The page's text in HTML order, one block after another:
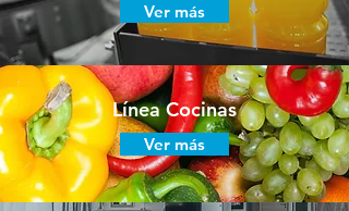
Ver más
Línea Cocinas
Ver más